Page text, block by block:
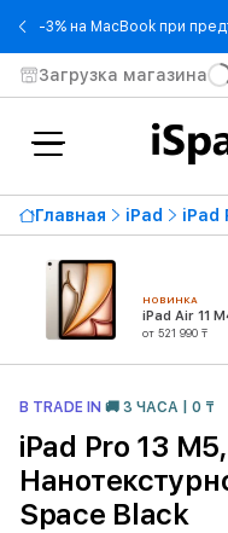
-3% на MacBook при
Загрузка магазина
Главная iPad iPad
НОВИНКА
iPad Air 11
от 521 990 ₸
В TRADE IN 🚚 3 ЧАСА | 0 ₸
iPad Pro 13
Space Black